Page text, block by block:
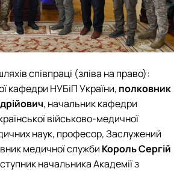
співпраці (зліва на право):
кафедри НУБіП України, полковник
, начальник кафедри
військово-медичної
наук, професор, Заслужений
медичної служби Король Сергій
начальника Академії з